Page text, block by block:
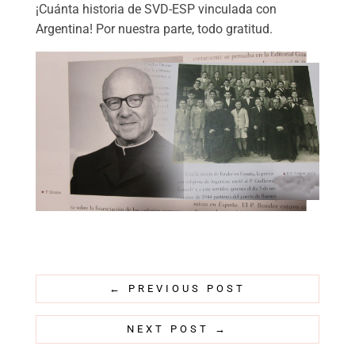
¡Cuánta historia de SVD-ESP vinculada con
Argentina! Por nuestra parte, todo gratitud.
← PREVIOUS POST
NEXT POST →